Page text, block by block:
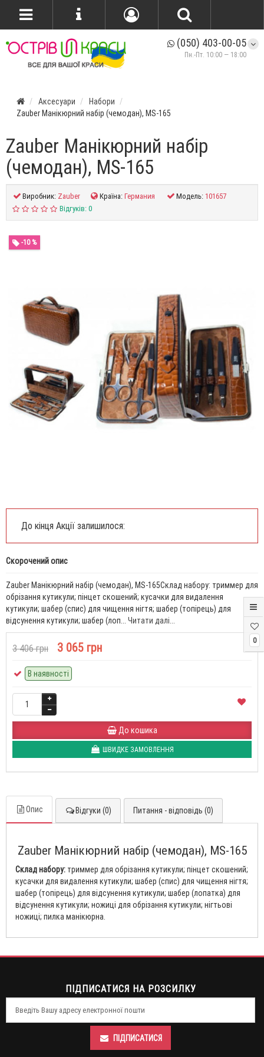
0
(050) 403-00-05
Пн.-Пт. 10:00 — 18:00
Аксесуари
Набори
Zauber Манікюрний набір (чемодан), MS-165
Zauber Манікюрний набір
(чемодан), MS-165
Виробник: Zauber Країна:Германия Модель:101657
Відгуків: 0
-10 %
До кінця Акції залишилося:
Скорочений опис
Zauber Манікюрний набір (чемодан), MS-165Склад набору: триммер для
обрізання кутикули; пінцет скошений; кусачки для видалення
кутикули; шабер (спис) для чищення нігтя; шабер (топірець) для
відсунення кутикули; шабер (лоп... Читати далі...
3 406 грн 3 065 грн
В наявності
До кошика
ШВИДКЕ ЗАМОВЛЕННЯ
Опис Відгуки (0) Питання - відповідь (0)
Zauber Манікюрний набір (чемодан), MS-165
Склад набору: триммер для обрізання кутикули; пінцет скошений;
кусачки для видалення кутикули; шабер (спис) для чищення нігтя;
шабер (топірець) для відсунення кутикули; шабер (лопатка) для
відсунення кутикули; ножиці для обрізання кутикули; нігтьові
ножиці; пилка манікюрна.
ПІДПИСАТИСЯ НА РОЗСИЛКУ
ПІДПИСАТИСЯ